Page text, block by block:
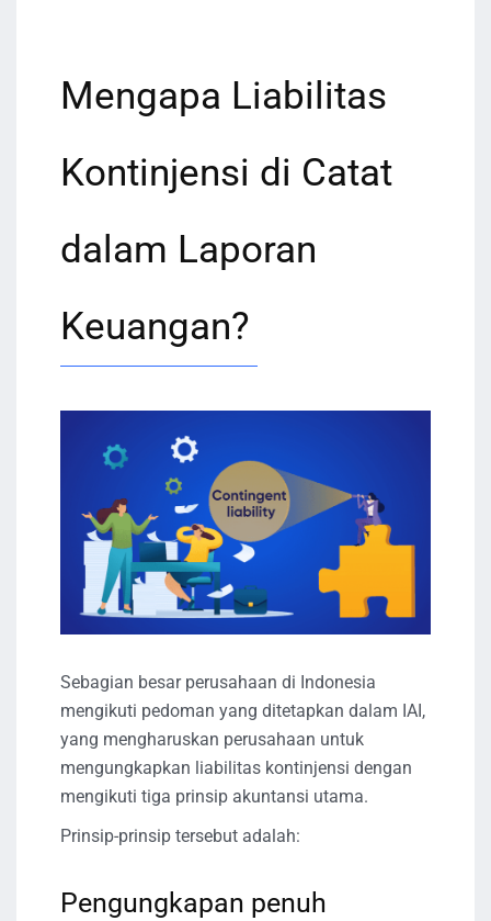
Mengapa Liabilitas
Kontinjensi di Catat
dalam Laporan
Keuangan?
Sebagian besar perusahaan di Indonesia
mengikuti pedoman yang ditetapkan dalam IAI,
yang mengharuskan perusahaan untuk
mengungkapkan liabilitas kontinjensi dengan
mengikuti tiga prinsip akuntansi utama.
Prinsip-prinsip tersebut adalah:
Pengungkapan penuh